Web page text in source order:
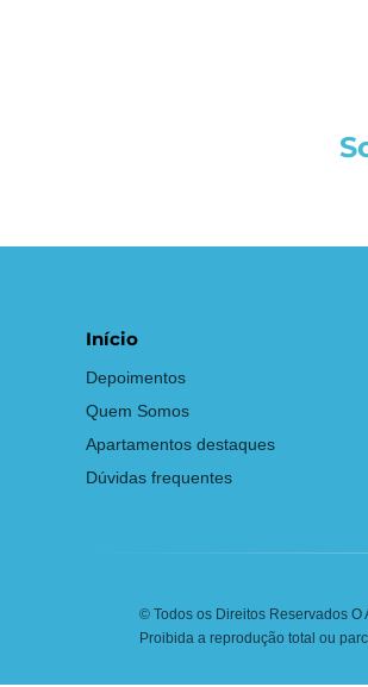
Início
Depoimentos
Quem Somos
Apartamentos destaques
Dúvidas frequentes
© Todos os Direitos Reservados O
Proibida a reprodução total ou